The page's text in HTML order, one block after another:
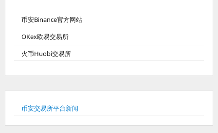
币安Binance官方网站
OKex欧易交易所
火币Huobi交易所
币安交易所平台新闻